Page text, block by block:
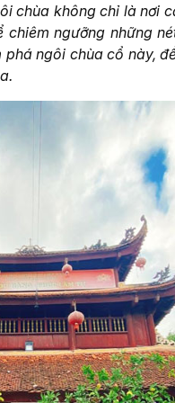
chùa không chỉ là nơi
ngưỡng những
ngôi chùa cổ này,